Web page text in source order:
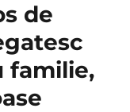
de
familie,